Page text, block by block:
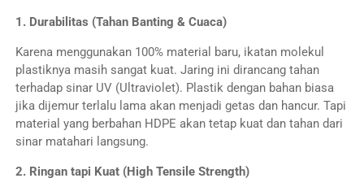
1. Durabilitas (Tahan Banting & Cuaca)
Karena menggunakan 100% material baru, ikatan molekul
plastiknya masih sangat kuat. Jaring ini dirancang tahan
terhadap sinar UV (Ultraviolet). Plastik dengan bahan biasa
jika dijemur terlalu lama akan menjadi getas dan hancur. Tapi
material yang berbahan HDPE akan tetap kuat dan tahan dari
sinar matahari langsung.
2. Ringan tapi Kuat (High Tensile Strength)